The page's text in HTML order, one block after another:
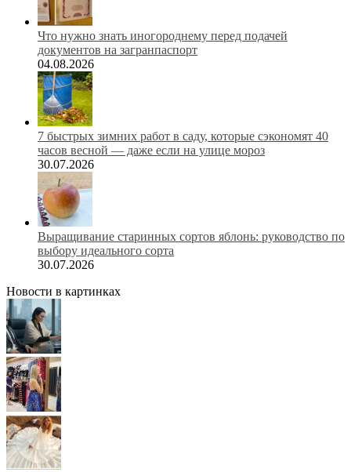
Что нужно знать иногороднему перед подачей
документов на загранпаспорт
04.08.2026
7 быстрых зимних работ в саду, которые сэкономят 40
часов весной — даже если на улице мороз
30.07.2026
Выращивание старинных сортов яблонь: руководство по
выбору идеального сорта
30.07.2026
Новости в картинках